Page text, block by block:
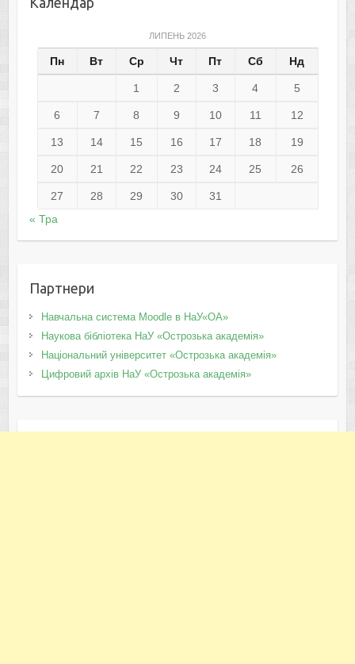
ЛИПЕНЬ 2026
Пн Вт Ср Чт Пт Сб Нд
1 2 3 4 5
6 7 8 9 10 11 12
13 14 15 16 17 18 19
20 21 22 23 24 25 26
27 28 29 30
31
« Тра
Партнери
Навчальна система Moodle в НаУ«ОА»
Наукова бібліотека НаУ «Острозька академія»
Національний університет «Острозька академія»
Цифровий архів НаУ «Острозька академія»